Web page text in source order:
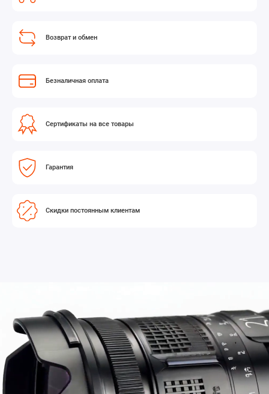
Возврат и обмен
Безналичная оплата
Сертификаты на все товары
Гарантия
Скидки постоянным клиентам